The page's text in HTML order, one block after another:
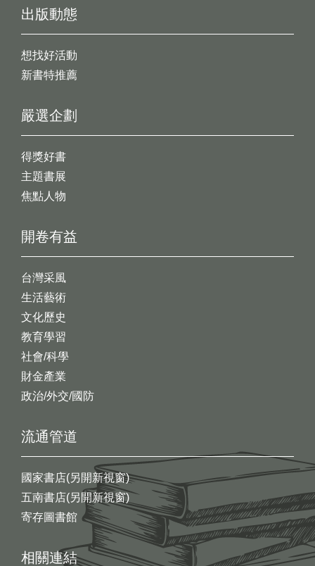
出版動態
想找好活動
新書特推薦
開卷有益
台灣采風
生活藝術
文化歷史
教育學習
社會/科學
財金產業
政治/外交/國防
嚴選企劃
得獎好書
主題書展
焦點人物
流通管道
國家書店(另開新視窗)
五南書店(另開新視窗)
寄存圖書館
相關連結